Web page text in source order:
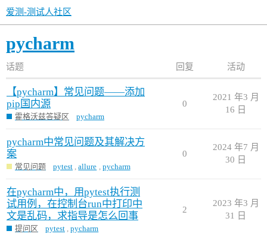
爱测-测试人社区
pycharm
话题 回复 活动
【pycharm】常见问题——添加
pip国内源
霍格沃兹答疑区 pycharm
0
2021 年3 月
16 日
pycharm中常见问题及其解决方
案
常见问题 pytest ,allure , pycharm
0
2024 年7 月
30 日
在pycharm中，用pytest执行测
试用例，在控制台run中打印中
文是乱码，求指导是怎么回事
提问区 pytest ,pycharm
2
2023 年3 月
31 日